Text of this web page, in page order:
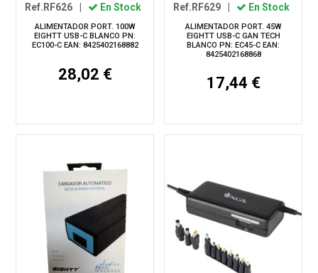
Ref.RF626 | En Stock
ALIMENTADOR PORT. 100W
EIGHTT USB-C BLANCO PN:
EC100-C EAN: 8425402168882
28,02 €
Ref.RF629 | En Stock
ALIMENTADOR PORT. 45W
EIGHTT USB-C GAN TECH
BLANCO PN: EC45-C EAN:
8425402168868
17,44 €